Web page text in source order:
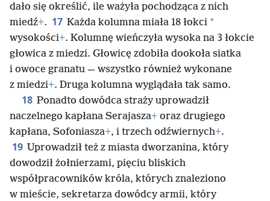
dało się określić, ile ważyła pochodząca z nich
miedź+. 17 Każda kolumna miała 18 łokci *
wysokości+. Kolumnę wieńczyła wysoka na 3 łokcie
głowica z miedzi. Głowicę zdobiła dookoła siatka
i owoce granatu — wszystko również wykonane
z miedzi+. Druga kolumna wyglądała tak samo.
18 Ponadto dowódca straży uprowadził
naczelnego kapłana Serajasza+ oraz drugiego
kapłana, Sofoniasza+, i trzech odźwiernych+.
19 Uprowadził też z miasta dworzanina, który
dowodził żołnierzami, pięciu bliskich
współpracowników króla, których znaleziono
w mieście, sekretarza dowódcy armii, który